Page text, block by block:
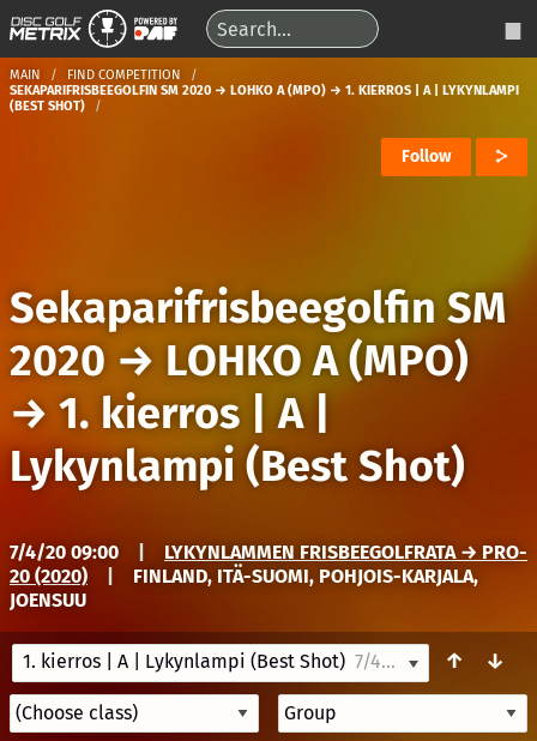
MAIN
FIND COMPETITION
SEKAPARIFRISBEEGOLFIN SM 2020 → LOHKO A (MPO) → 1. KIERROS | A | LYKYNLAMPI
(BEST SHOT)
Follow
Sekaparifrisbeegolfin SM
2020 → LOHKO A (MPO)
→ 1. kierros | A |
Lykynlampi (Best Shot)
7/4/20 09:00
LYKYNLAMMEN FRISBEEGOLFRATA → PRO-
20 (2020)
FINLAND, ITÄ-SUOMI, POHJOIS-KARJALA,
JOENSUU
1. kierros | A | Lykynlampi (Best Shot) 7/4/20 09:00 ↑ ↓